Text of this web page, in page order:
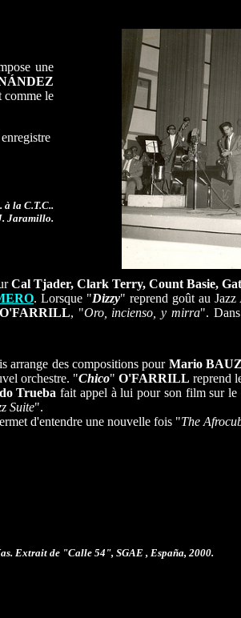
une
comme le
à la C.T.C..
Jaramillo.
Cal Tjader, Clark Terry, Count Basie,
. Lorsque "Dizzy" reprend goût au
O'FARRILL, "Oro, incienso, y mirra".
arrange des compositions pour Mario
orchestre. "Chico" O'FARRILL reprend
Trueba fait appel à lui pour son film sur
Suite".
d'entendre une nouvelle fois "The
Extrait de "Calle 54", SGAE , España, 2000.